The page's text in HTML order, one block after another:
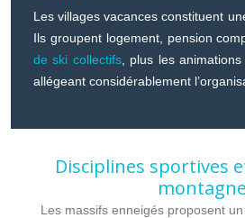
Les villages vacances constituent
Ils groupent logement, pension
de ski collectifs, plus les animations
allégeant considérablement
Disciplines sportives
montagne
Les massifs enneigés proposent